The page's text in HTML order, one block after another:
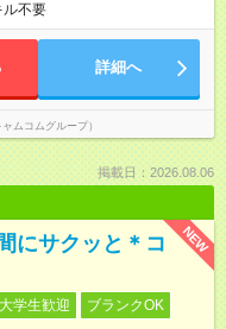
ル不要
詳細へ
ムコムグループ）
掲載日：2026.08.06
NEW
にサクッと＊コ
大学生歓迎
ブランクOK